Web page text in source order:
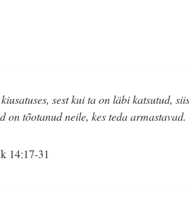
sest kui ta on läbi katsutud,
on tõotanud neile, kes teda armastavad.
14:17-31